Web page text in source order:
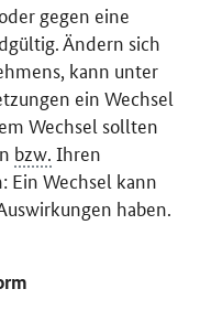
gegen eine
Ändern sich
kann unter
ein Wechsel
Wechsel sollten
bzw. Ihren
Ein Wechsel kann
haben.